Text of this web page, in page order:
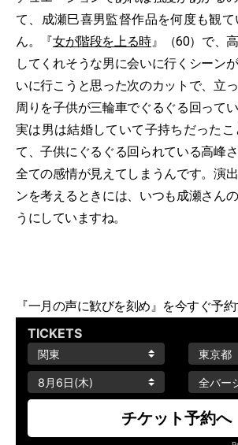
て、成瀬巳喜男監督作品を何度も観
ん。『女が階段を上る時 』（60）で、
してくれそうな男に会いに行くシーン
いに行こうと思った次のカットで、立
周りを子供が三輪車でぐるぐる回って
実は男は結婚していて子持ちだった
て、子供にぐるぐる回られている高峰
全ての感情が見えてしまうんです。演
ンを考えるときには、いつも成瀬さん
うにしていますね。
『一月の声に歓びを刻め』を今すぐ予約